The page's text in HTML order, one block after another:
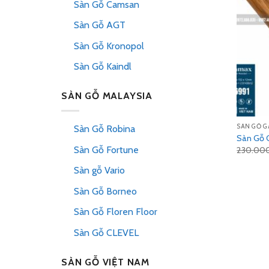
Sàn Gỗ Camsan
Sàn Gỗ AGT
Sàn Gỗ Kronopol
Sàn Gỗ Kaindl
SÀN GỖ MALAYSIA
Sàn Gỗ Robina
Sàn Gỗ Fortune
Sàn gỗ Vario
Sàn Gỗ Borneo
Sàn Gỗ Floren Floor
Sàn Gỗ CLEVEL
SÀN GỖ VIỆT NAM
SÀN GỖ
Sàn Gỗ